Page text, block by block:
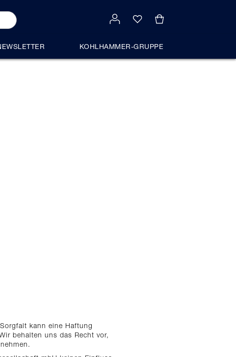
KOHLHAMMER-GRUPPE
kann eine Haftung
behalten uns das Recht vor,